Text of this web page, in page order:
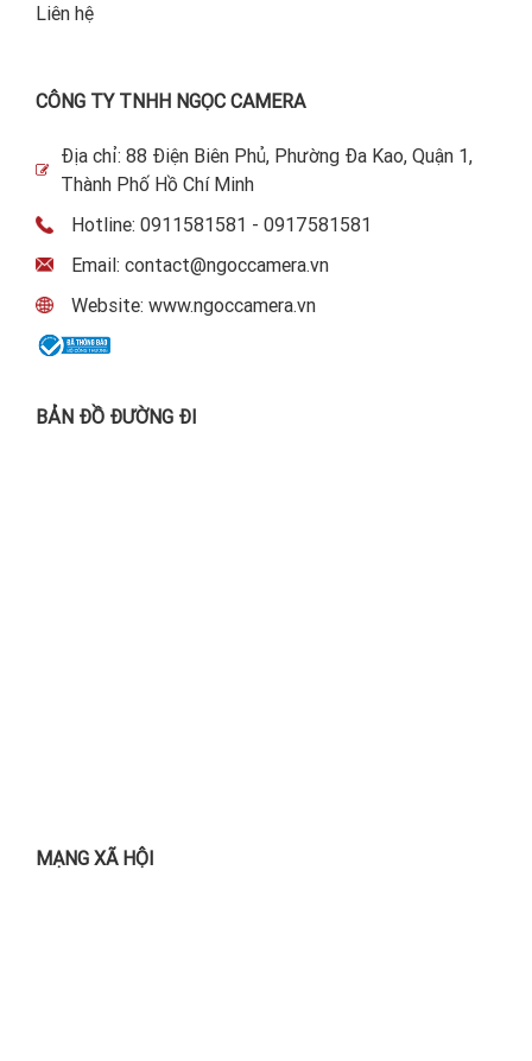
Liên hệ
CÔNG TY TNHH NGỌC CAMERA
Địa chỉ: 88 Điện Biên Phủ, Phường Đa Kao, Quận 1,
Thành Phố Hồ Chí Minh
Hotline: 0911581581 - 0917581581
Email: contact@ngoccamera.vn
Website: www.ngoccamera.vn
BẢN ĐỒ ĐƯỜNG ĐI
MẠNG XÃ HỘI